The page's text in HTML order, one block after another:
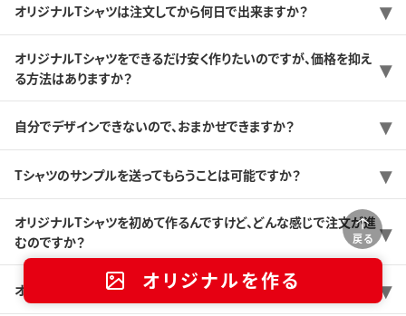
戻る
オリジナルを作る
オリジナルTシャツは注文してから何日で出来ますか？
オリジナルTシャツをできるだけ安く作りたいのですが、価格を抑え
る方法はありますか？
自分でデザインできないので、おまかせできますか？
Tシャツのサンプルを送ってもらうことは可能ですか？
オリジナルTシャツを初めて作るんですけど、どんな感じで注文が進
むのですか？
オリジナルTシャツをつくるときのおすすめの商品はどれですか？